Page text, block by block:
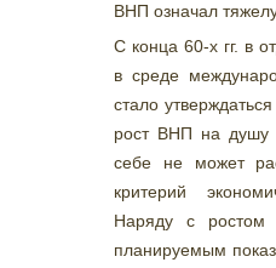
ВНП означал
С конца 60-х гг. в
в среде
стало
рост ВНП на душу
себе не может
критерий
Наряду с
планируемым